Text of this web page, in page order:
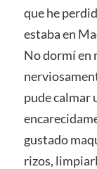
que he
estaba en
No dormí en
pude calmar
gustado
rizos,